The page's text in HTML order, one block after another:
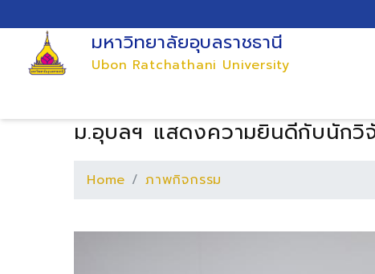
มหาวิทยาลัยอุบลราชธานี
Ubon Ratchathani University
ม.อุบลฯ แสดงความยินดีกับนักวิ
Home ภาพกิจกรรม